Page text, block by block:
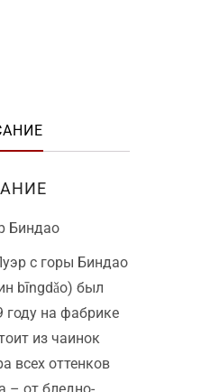
Биндао
с горы Биндао
bīngdǎo) был
году на фабрике
из чаинок
всех оттенков